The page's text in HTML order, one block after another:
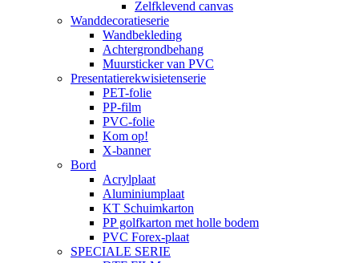
Zelfklevend canvas
Wanddecoratieserie
Wandbekleding
Achtergrondbehang
Muursticker van PVC
Presentatierekwisietenserie
PET-folie
PP-film
PVC-folie
Kom op!
X-banner
Bord
Acrylplaat
Aluminiumplaat
KT Schuimkarton
PP golfkarton met holle bodem
PVC Forex-plaat
SPECIALE SERIE